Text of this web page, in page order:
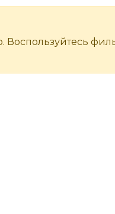
Воспользуйтесь